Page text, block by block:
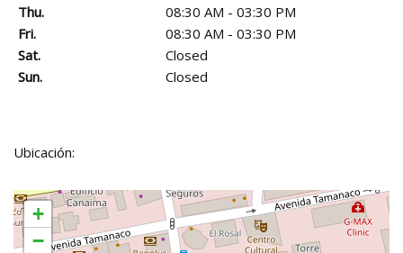
Thu.
08:30 AM - 03:30 PM
Fri.
08:30 AM - 03:30 PM
Sat.
Closed
Sun.
Closed
Ubicación:
+
−